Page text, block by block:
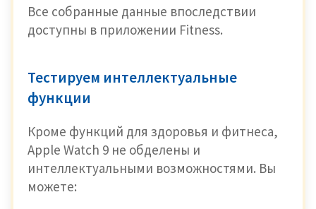
Все собранные данные впоследствии
доступны в приложении Fitness.
Тестируем интеллектуальные
функции
Кроме функций для здоровья и фитнеса,
Apple Watch 9 не обделены и
интеллектуальными возможностями. Вы
можете: